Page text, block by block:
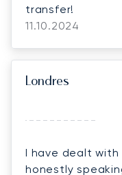
transfer!
11.10.2024
Londres
I have dealt
honestly